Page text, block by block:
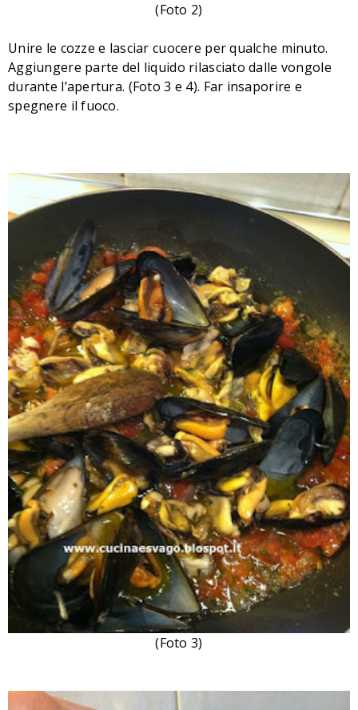
(Foto 2)
Unire le cozze e lasciar cuocere per qualche minuto.
Aggiungere parte del liquido rilasciato dalle vongole
durante l’apertura. (Foto 3 e 4). Far insaporire e
spegnere il fuoco.
(Foto 3)